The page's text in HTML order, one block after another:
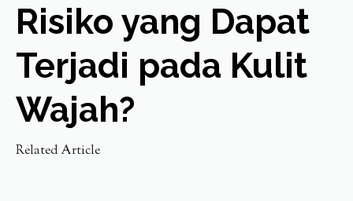
Risiko yang Dapat
Terjadi pada Kulit
Wajah?
Related Article